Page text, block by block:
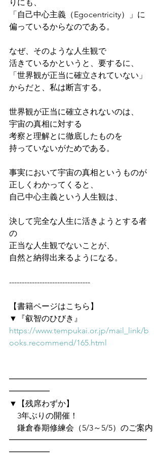
りにも、
「自己中心主義（Egocentricity）」に
偏っているからなのである。
なぜ、そのような人生観で
活きているかというと、要するに、
「世界観が正当に確立されていない」
からだと、私は断言する。
世界観が正当に確立されないのは、
宇宙の真相に対する
考察と理解とに徹底したものを
持っていないがためである。
事実において宇宙の真相というものが
正しくわかってくると、
自己中心主義という人生観は、
決して完全な人生に活きようとする者
の
正当な人生観でないことが、
自然と納得出来るようになる。
--------------------------------
【書籍ページはこちら】
▼『叡智のひびき』
https://www.tempukai.or.jp/mail_link/b
ooks.recommend/165.html
━━━━━━━━━━━━━━━━━
━━━━━
▼【残席わずか】
3年ぶりの開催！
鎌倉春期修練会（5/3～5/5）のご案内
━━━━━━━━━━━━━━━━━
━━━━━